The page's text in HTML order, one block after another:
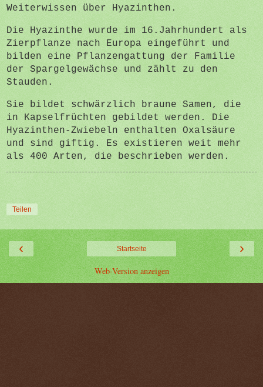
Weiterwissen über Hyazinthen.
Die Hyazinthe wurde im 16.Jahrhundert als
Zierpflanze nach Europa eingeführt und
bilden eine Pflanzengattung der Familie
der Spargelgewächse und zählt zu den
Stauden.
Sie bildet schwärzlich braune Samen, die
in Kapselfrüchten gebildet werden. Die
Hyazinthen-Zwiebeln enthalten Oxalsäure
und sind giftig. Es existieren weit mehr
als 400 Arten, die beschrieben werden.
Teilen
‹ ›
Startseite
Web-Version anzeigen